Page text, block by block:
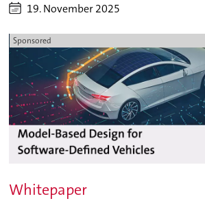
19. November 2025
Sponsored
Whitepaper